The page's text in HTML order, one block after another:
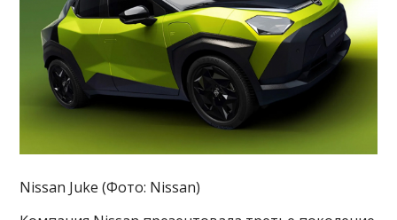
Nissan Juke (Фото: Nissan)